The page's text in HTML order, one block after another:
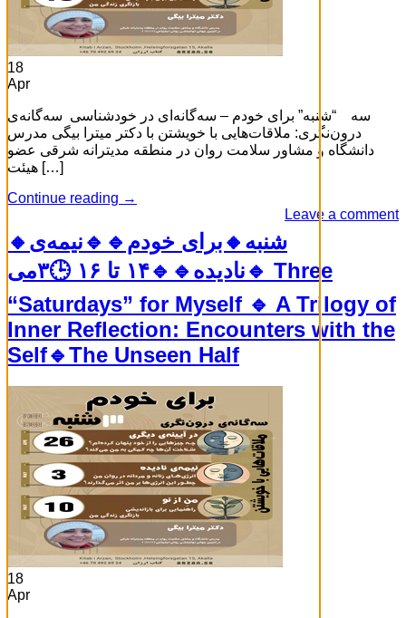
18
Apr
سه “شنبه” برای خودم – سه‌گانه‌ای در خودشناسی سه‌گانه‌ی
درون‌نگری: ملاقات‌هایی با خویشتن با دکتر میترا بیگی مدرس
دانشگاه و مشاور سلامت روان در منطقه مدیترانه شرقی عضو
هیئت […]
Continue reading →
Leave a comment
🔸شنبه🔸برای خودم🔹🔹نیمه‌ی
نادیده🔹🔹۱۴ تا ۱۶ 🕒۳می🔹 Three
“Saturdays” for Myself 🔹 A Trilogy of
Inner Reflection: Encounters with the
Self🔹The Unseen Half
18
Apr